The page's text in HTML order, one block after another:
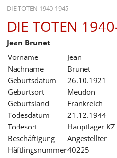
DIE TOTEN 1940-1945
STARTSEITE
AKTUELLES
AUSSTELLUNGEN
GESCHICHTE
BILDUNG
FORSCHUNG
SERVICE
DIE TOTEN
Jean Brunet
Vorname
Jean
Nachname
Brunet
Geburtsdatum
26.10.1921
Geburtsort
Meudon
Geburtsland
Frankreich
Todesdatum
21.12.1944
Todesort
Hauptlager
Beschäftigung
Angestellter
Häftlingsnummer40225